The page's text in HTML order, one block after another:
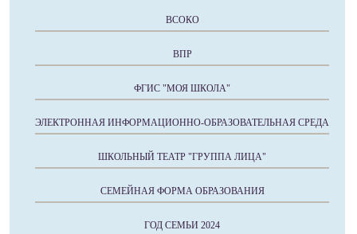
ВСОКО
ВПР
ФГИС "МОЯ ШКОЛА"
ЭЛЕКТРОННАЯ ИНФОРМАЦИОННО-ОБРАЗОВАТЕЛЬНАЯ СРЕДА
ШКОЛЬНЫЙ ТЕАТР "ГРУППА ЛИЦА"
СЕМЕЙНАЯ ФОРМА ОБРАЗОВАНИЯ
ГОД СЕМЬИ 2024